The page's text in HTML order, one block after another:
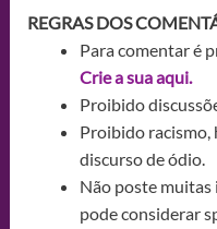
REGRAS DOS
Para comentar é
Crie a sua aqui.
Proibido
Proibido
discurso de ódio.
Não poste muitas
pode considerar